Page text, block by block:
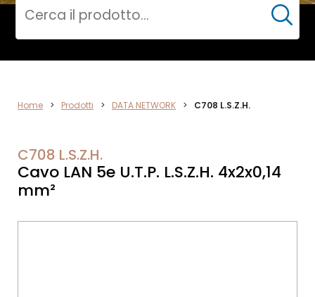
DATA
Cerca
Home > Prodotti > DATA NETWORK > C708 L.S.Z.H.
C708 L.S.Z.H.
Cavo LAN 5e U.T.P. L.S.Z.H. 4x2x0,14
mm²